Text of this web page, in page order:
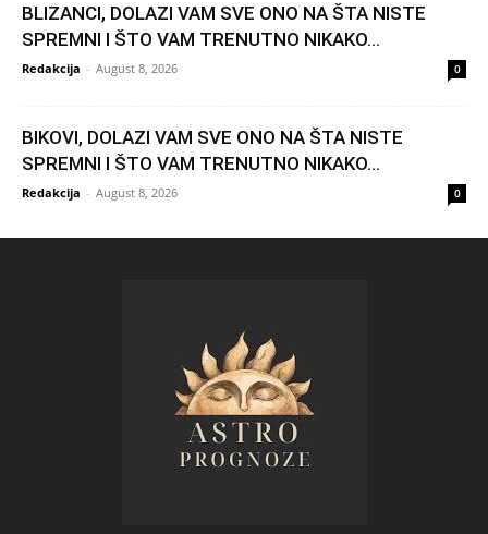
BLIZANCI, DOLAZI VAM SVE ONO NA ŠTA NISTE
SPREMNI I ŠTO VAM TRENUTNO NIKAKO...
Redakcija - August 8, 2026 0
BIKOVI, DOLAZI VAM SVE ONO NA ŠTA NISTE
SPREMNI I ŠTO VAM TRENUTNO NIKAKO...
Redakcija - August 8, 2026 0